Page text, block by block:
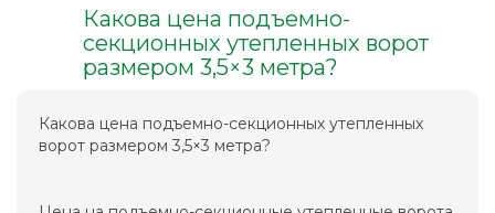
Какова цена подъемно-
секционных утепленных ворот
размером 3,5×3 метра?
Какова цена подъемно-секционных утепленных
ворот размером 3,5×3 метра?